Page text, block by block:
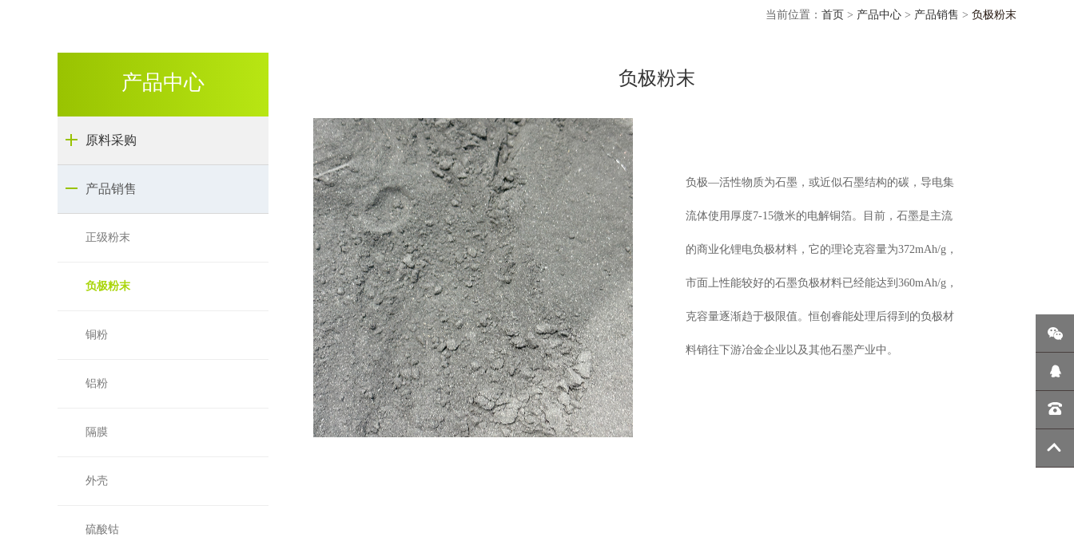
当前位置： 首页 > 产品中心 > 产品销售 > 负极粉末
产品中心
原料采购
产品销售
正级粉末
负极粉末
铜粉
铝粉
隔膜
外壳
硫酸钴
负极粉末
负极—活性物质为石墨，或近似石墨结构的碳，导电集
流体使用厚度7-15微米的电解铜箔。目前，石墨是主流
的商业化锂电负极材料，它的理论克容量为372mAh/g，
市面上性能较好的石墨负极材料已经能达到360mAh/g，
克容量逐渐趋于极限值。恒创睿能处理后得到的负极材
料销往下游冶金企业以及其他石墨产业中。